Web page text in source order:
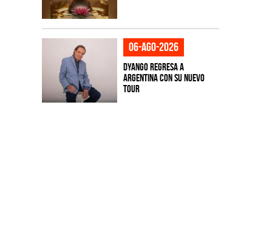
06-ago-2026
Dyango regresa a
Argentina con su nuevo
tour